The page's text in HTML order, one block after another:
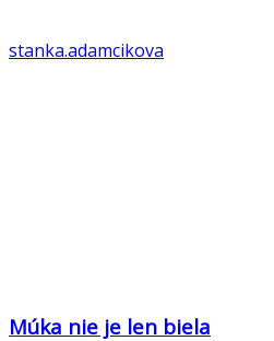
stanka.adamcikova
Múka nie je len biela